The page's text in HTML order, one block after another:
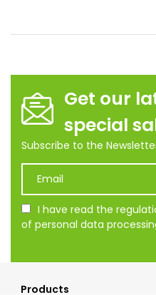
Get our
special
Subscribe to the
I have read the
of personal data
Products